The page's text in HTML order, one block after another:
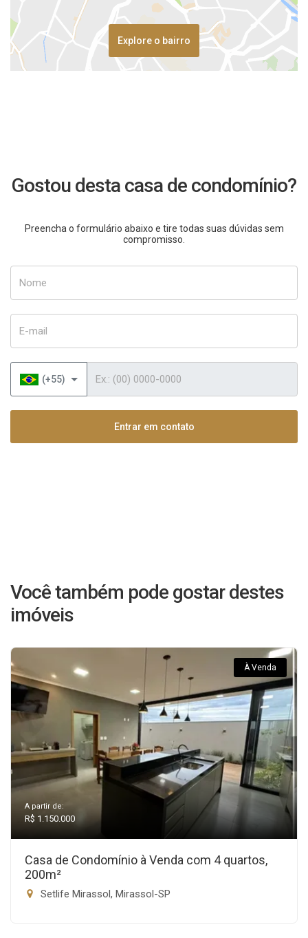
Explore o bairro
Gostou desta casa de condomínio?
Preencha o formulário abaixo e tire todas suas dúvidas sem
compromisso.
(+55)
Entrar em contato
Você também pode gostar destes
imóveis
À Venda
A partir de:
R$ 1.150.000
Casa de Condomínio à Venda com 4 quartos,
200m²
Setlife Mirassol, Mirassol-SP